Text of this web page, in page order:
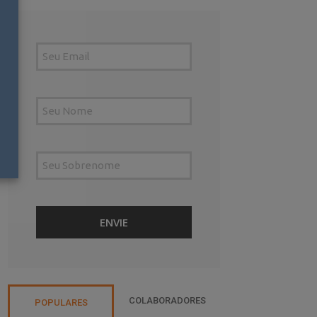
POPULARES COLABORADORES